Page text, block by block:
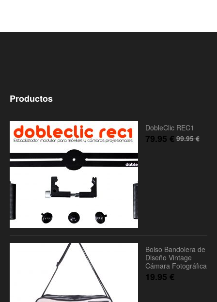
Productos
DobleClic REC1
99.95€
79.95 €
Bolso Bandolera de
Diseño Vintage
Cámara Fotográfica
19.95 €